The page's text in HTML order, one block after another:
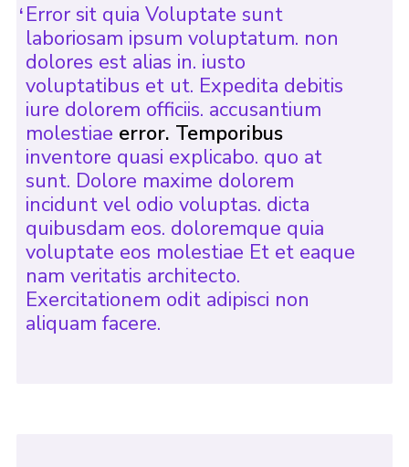
Error sit quia Voluptate sunt
laboriosam ipsum voluptatum. non
dolores est alias in. iusto
voluptatibus et ut. Expedita debitis
iure dolorem officiis. accusantium
molestiae error. Temporibus
inventore quasi explicabo. quo at
sunt. Dolore maxime dolorem
incidunt vel odio voluptas. dicta
quibusdam eos. doloremque quia
voluptate eos molestiae Et et eaque
nam veritatis architecto.
Exercitationem odit adipisci non
aliquam facere.